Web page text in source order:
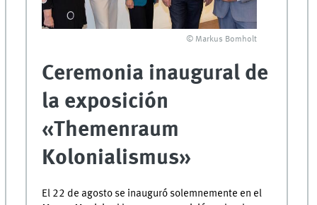
© Markus Bomholt
Ceremonia inaugural de
la exposición
«Themenraum
Kolonialismus»
El 22 de agosto se inauguró solemnemente en el